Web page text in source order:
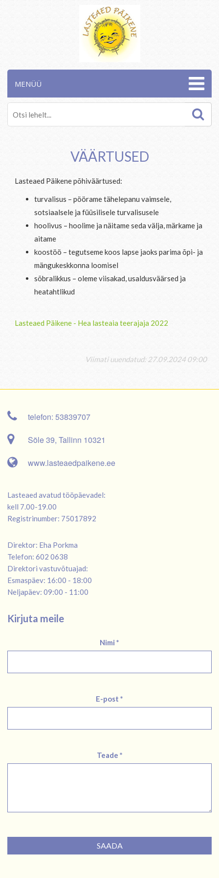
MENÜÜ
VÄÄRTUSED
Lasteaed Päikene põhiväärtused:
turvalisus – pöörame tähelepanu vaimsele,
sotsiaalsele ja füüsilisele turvalisusele
hoolivus – hoolime ja näitame seda välja, märkame ja
aitame
koostöö – tegutseme koos lapse jaoks parima õpi- ja
mängukeskkonna loomisel
sõbralikkus – oleme viisakad, usaldusväärsed ja
heatahtlikud
Lasteaed Päikene - Hea lasteaia teerajaja 2022
Viimati uuendatud: 27.09.2024 09:00
telefon: 53839707
Sõle 39, Tallinn 10321
www.lasteaedpaikene.ee
Lasteaed avatud tööpäevadel:
kell 7.00-19.00
Registrinumber: 75017892
Direktor: Eha Porkma
Telefon: 602 0638
Direktori vastuvõtuajad:
Esmaspäev: 16:00 - 18:00
Neljapäev: 09:00 - 11:00
Kirjuta meile
Nimi *
E-post *
Teade *
SAADA